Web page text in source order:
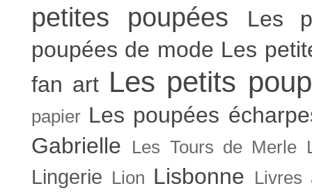
petites poupées
Les
poupées de mode Les
fan art Les petits
papier Les poupées
Gabrielle
Les Tours de Merle
Lingerie Lion Lisbonne
Livres